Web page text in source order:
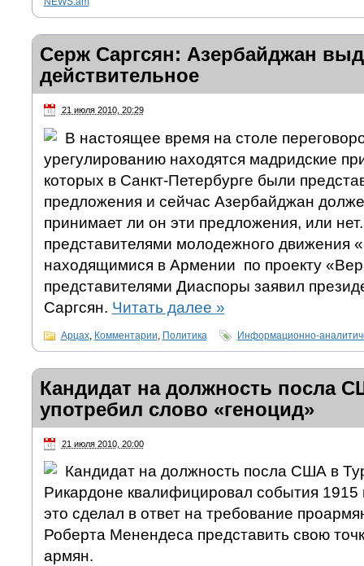
Серж Саргсян: Азербайджан
действительное
21 июля 2010, 20:29
В настоящее время на столе
урегулированию находятся мадридские
которых в Санкт-Петербурге были
предложения и сейчас Азербайджан
принимает ли он эти предложения, или
представителями молодежного движения
находящимися в Армении по проекту
представителями Диаспоры заявил
Саргсян. Читать далее »
Арцах, Комментарии Политика Информационно-
Кандидат на должность посла
употребил слово «геноцид»
21 июля 2010, 20:00
Кандидат на должность посла США в
Рикардоне квалифицировал события 1915
это сделал в ответ на требование
Роберта Менендеса представить свою
армян.